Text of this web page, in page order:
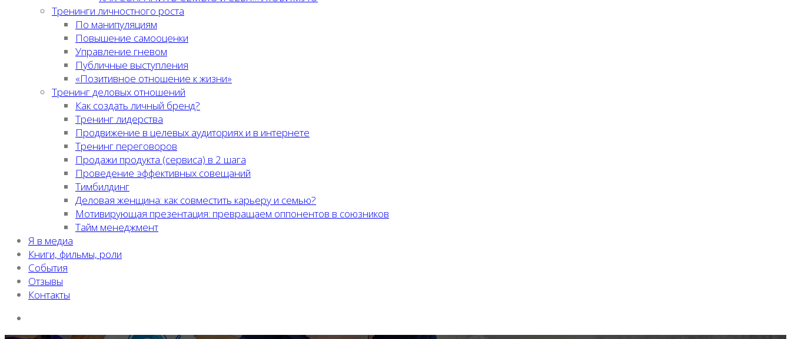
Тренинги личностного роста
По манипуляциям
Повышение самооценки
Управление гневом
Публичные выступления
«Позитивное отношение к жизни»
Тренинг деловых отношений
Как создать личный бренд?
Тренинг лидерства
Продвижение в целевых аудиториях и в интернете
Тренинг переговоров
Продажи продукта (сервиса) в 2 шага
Проведение эффективных совещаний
Тимбилдинг
Деловая женщина: как совместить карьеру и семью?
Мотивирующая презентация: превращаем оппонентов в союзников
Тайм менеджмент
Я в медиа
Книги, фильмы, роли
События
Отзывы
Контакты